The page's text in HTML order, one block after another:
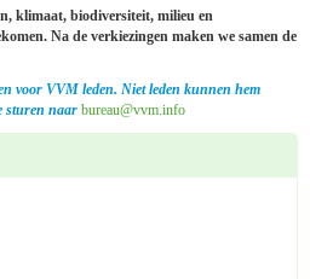
klimaat, biodiversiteit, milieu en
Na de verkiezingen maken we samen de
voor VVM leden. Niet leden kunnen hem
sturen naar uaerub@vvm.info